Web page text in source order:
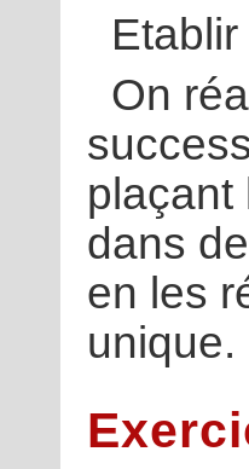
On
plaçant
dans
en les
unique.